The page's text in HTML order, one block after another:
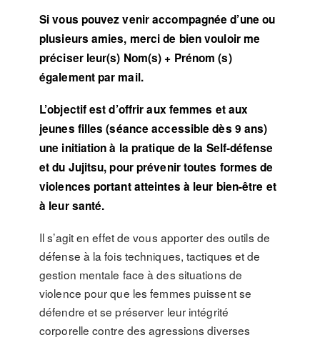
Si vous pouvez venir accompagnée d’une ou
plusieurs amies, merci de bien vouloir me
préciser leur(s) Nom(s) + Prénom (s)
également par mail.
L’objectif est d’offrir aux femmes et aux
jeunes filles (séance accessible dès 9 ans)
une initiation à la pratique de la Self-défense
et du Jujitsu, pour prévenir toutes formes de
violences portant atteintes à leur bien-être et
à leur santé.
Il s’agit en effet de vous apporter des outils de
défense à la fois techniques, tactiques et de
gestion mentale face à des situations de
violence pour que les femmes puissent se
défendre et se préserver leur intégrité
corporelle contre des agressions diverses